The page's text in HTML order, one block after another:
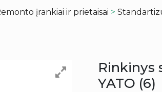
įrankiai ir prietaisai >
Rinkinys
YATO (6)